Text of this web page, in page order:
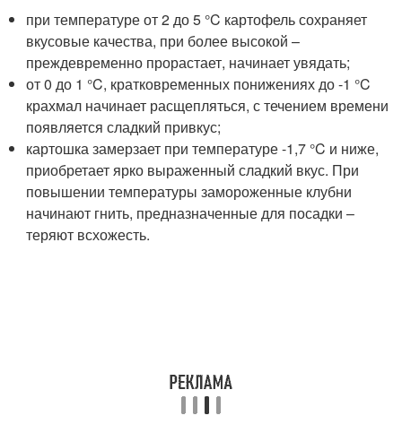
при температуре от 2 до 5 °C картофель сохраняет
вкусовые качества, при более высокой –
преждевременно прорастает, начинает увядать;
от 0 до 1 °C, кратковременных понижениях до -1 °C
крахмал начинает расщепляться, с течением времени
появляется сладкий привкус;
картошка замерзает при температуре -1,7 °C и ниже,
приобретает ярко выраженный сладкий вкус. При
повышении температуры замороженные клубни
начинают гнить, предназначенные для посадки –
теряют всхожесть.